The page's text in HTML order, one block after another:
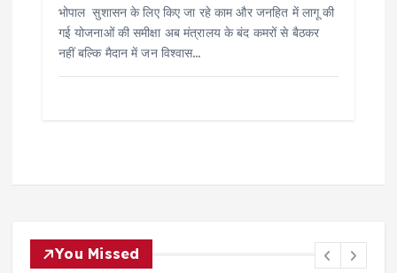
भोपाल सुशासन के लिए किए जा रहे काम और जनहित में लागू की
गई योजनाओं की समीक्षा अब मंत्रालय के बंद कमरों से बैठकर
नहीं बल्कि मैदान में जन विश्वास…
You Missed